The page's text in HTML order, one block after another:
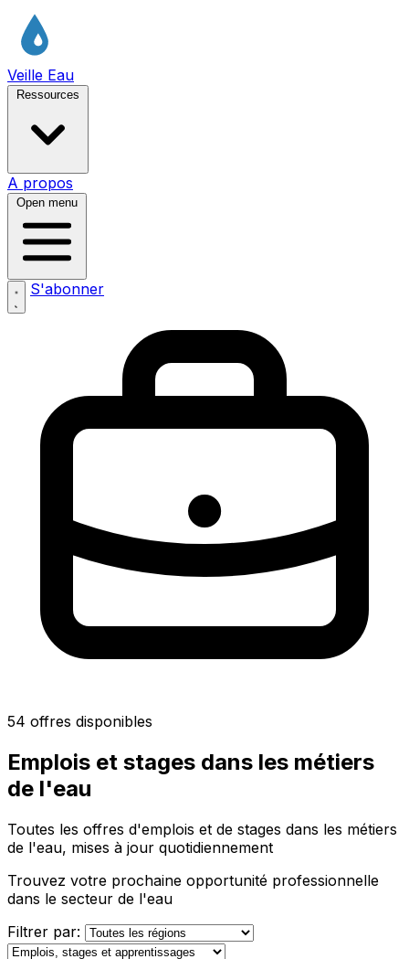
Veille Eau
Ressources
A propos
Open menu
S'abonner
54 offres disponibles
Emplois et stages dans les métiers
de l'eau
Toutes les offres d'emplois et de stages dans les métiers
de l'eau, mises à jour quotidiennement
Trouvez votre prochaine opportunité professionnelle
dans le secteur de l'eau
Filtrer par: